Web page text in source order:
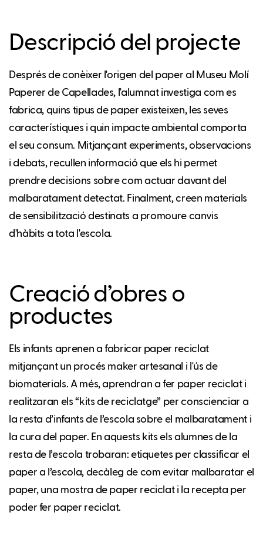
Descripció del projecte
Després de conèixer l'origen del paper al Museu Molí
Paperer de Capellades, l'alumnat investiga com es
fabrica, quins tipus de paper existeixen, les seves
característiques i quin impacte ambiental comporta
el seu consum. Mitjançant experiments, observacions
i debats, recullen informació que els hi permet
prendre decisions sobre com actuar davant del
malbaratament detectat. Finalment, creen materials
de sensibilització destinats a promoure canvis
d'hàbits a tota l'escola.
Creació d’obres o
productes
Els infants aprenen a fabricar paper reciclat
mitjançant un procés maker artesanal i l'ús de
biomaterials. A més, aprendran a fer paper reciclat i
realitzaran els “kits de reciclatge” per conscienciar a
la resta d’infants de l’escola sobre el malbaratament i
la cura del paper. En aquests kits els alumnes de la
resta de l’escola trobaran: etiquetes per classificar el
paper a l’escola, decàleg de com evitar malbaratar el
paper, una mostra de paper reciclat i la recepta per
poder fer paper reciclat.